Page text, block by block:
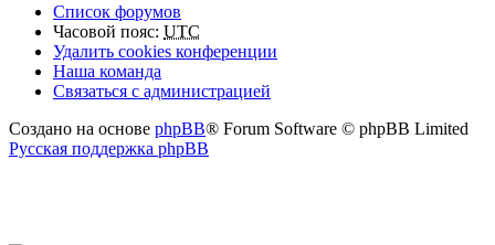
Список форумов
Часовой пояс: UTC
Удалить cookies конференции
Наша команда
Связаться с администрацией
Создано на основе phpBB® Forum Software © phpBB Limited
Русская поддержка phpBB